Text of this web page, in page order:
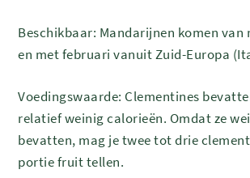
Beschikbaar: Mandarijnen komen van
en met februari vanuit Zuid-Europa
Voedingswaarde: Clementines
relatief weinig calorieën. Omdat ze
bevatten, mag je twee tot drie
portie fruit tellen.